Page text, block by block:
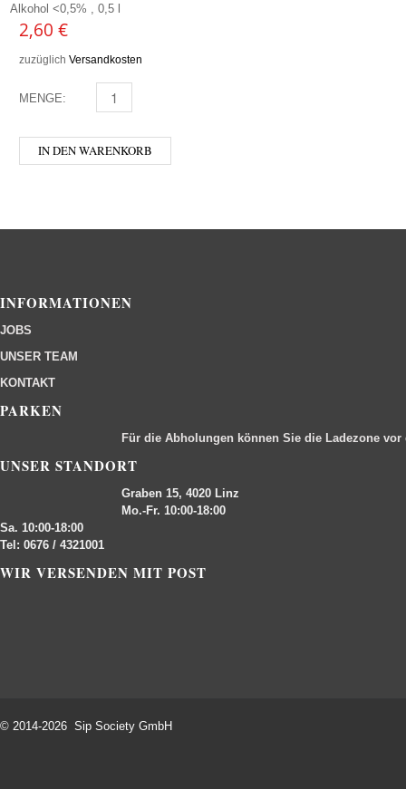
Alkohol <0,5% , 0,5 l
2,60 €
zuzüglich Versandkosten
MENGE: GUSSWERK - JAKOBSGOLD ALKOHOLFREI MENGE
IN DEN WARENKORB
INFORMATIONEN
JOBS
UNSER TEAM
KONTAKT
PARKEN
Für die Abholungen können Sie die Ladezone
UNSER STANDORT
Graben 15, 4020 Linz
Mo.-Fr. 10:00-18:00
Sa. 10:00-18:00
Tel: 0676 / 4321001
WIR VERSENDEN MIT POST
© 2014-2026 Sip Society GmbH